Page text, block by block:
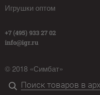
Игрушки оптом
+7 (495) 933 27 02
info@igr.ru
© 2018 «Симбат»